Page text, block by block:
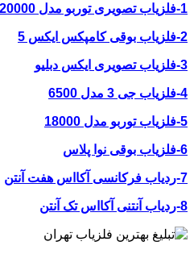
1-فلزیاب تصویری توربو مدل 20000
2-فلزیاب بوقی کامپکس ایکس 5
3-فلزیاب تصویری ایکس دبلیو
4-فلزیاب جی 3 مدل 6500
5-فلزیاب توربو مدل 18000
6-فلزیاب بوقی نوا پلاس
7-ردیاب فرکانسی آکااس هفت آنتن
8-ردیاب آنتنی آکااس تک آنتن